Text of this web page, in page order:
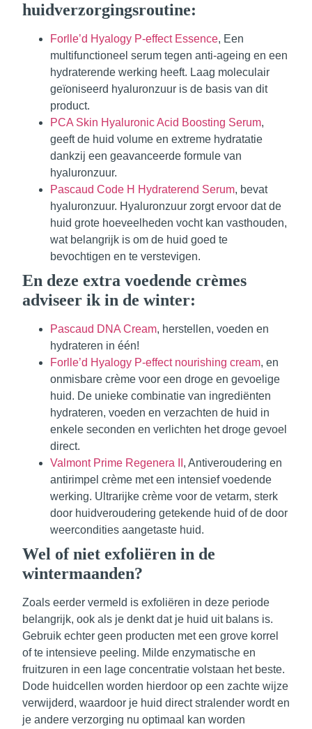
huidverzorgingsroutine:
Forlle’d Hyalogy P-effect Essence, Een
multifunctioneel serum tegen anti-ageing en een
hydraterende werking heeft. Laag moleculair
geïoniseerd hyaluronzuur is de basis van dit
product.
PCA Skin Hyaluronic Acid Boosting Serum,
geeft de huid volume en extreme hydratatie
dankzij een geavanceerde formule van
hyaluronzuur.
Pascaud Code H Hydraterend Serum, bevat
hyaluronzuur. Hyaluronzuur zorgt ervoor dat de
huid grote hoeveelheden vocht kan vasthouden,
wat belangrijk is om de huid goed te
bevochtigen en te verstevigen.
En deze extra voedende crèmes
adviseer ik in de winter:
Pascaud DNA Cream, herstellen, voeden en
hydrateren in één!
Forlle’d Hyalogy P-effect nourishing cream, en
onmisbare crème voor een droge en gevoelige
huid. De unieke combinatie van ingrediënten
hydrateren, voeden en verzachten de huid in
enkele seconden en verlichten het droge gevoel
direct.
Valmont Prime Regenera II , Antiveroudering en
antirimpel crème met een intensief voedende
werking. Ultrarijke crème voor de vetarm, sterk
door huidveroudering getekende huid of de door
weercondities aangetaste huid.
Wel of niet exfoliëren in de
wintermaanden?
Zoals eerder vermeld is exfoliëren in deze periode
belangrijk, ook als je denkt dat je huid uit balans is.
Gebruik echter geen producten met een grove korrel
of te intensieve peeling. Milde enzymatische en
fruitzuren in een lage concentratie volstaan het beste.
Dode huidcellen worden hierdoor op een zachte wijze
verwijderd, waardoor je huid direct stralender wordt en
je andere verzorging nu optimaal kan worden